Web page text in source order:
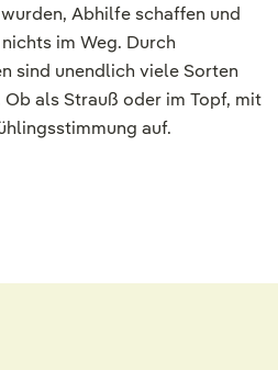
Abhilfe schaffen und
im Weg. Durch
sind unendlich viele Sorten
als Strauß oder im Topf, mit
auf.